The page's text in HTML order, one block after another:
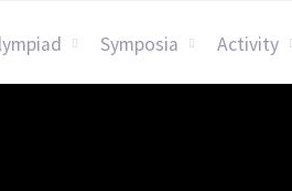
Symposia Activity